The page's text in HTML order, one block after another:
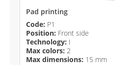
Pad printing
Code: P1
Position: Front side
Technology: I
Max colors: 2
Max dimensions: 15 mm